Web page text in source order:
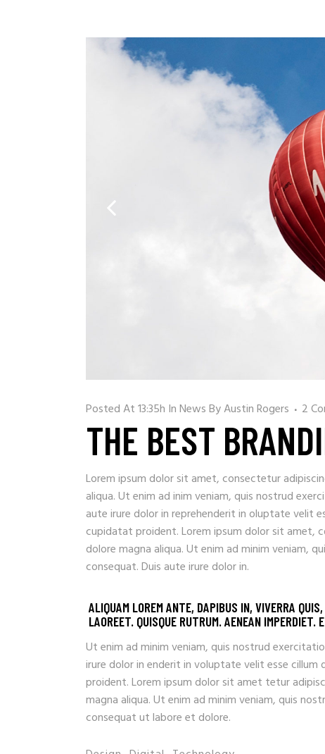
THE BEST
Posted At 13:35h InNewsByAustin Rogers 2
Lorem ipsum dolor sit amet, consectetur
aliqua. Ut enim ad inim veniam, quis nostrud
aute irure dolor in reprehenderit in oluptate velit
cupidatat proident. Lorem ipsum dolor sit amet,
dolore magna aliqua. Ut enim ad minim veniam,
consequat. Duis aute irure dolor in.
ALIQUAM LOREM ANTE, DAPIBUS IN, VIVERRA
LAOREET. QUISQUE RUTRUM. AENEAN
Ut enim ad minim veniam, quis nostrud
irure dolor in enderit in voluptate velit esse
proident. Lorem ipsum dolor sit amet tetur
magna aliqua. Ut enim ad minim veniam, quis
consequat ut labore et dolore.